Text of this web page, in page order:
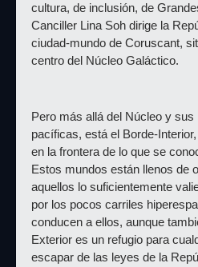
cultura, de inclusión, de
Canciller Lina Soh dirige la
ciudad-mundo de Coruscant,
centro del Núcleo Galáctico.
Pero más allá del Núcleo y
pacíficas, está el Borde-
en la frontera de lo que se
Estos mundos están llenos de
aquellos lo suficientemente
por los pocos carriles
conducen a ellos, aunque
Exterior es un refugio para
escapar de las leyes de la